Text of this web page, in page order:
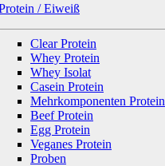
/ Eiweiß
Clear Protein
Whey Protein
Whey Isolat
Casein Protein
Mehrkomponenten Protein
Beef Protein
Egg Protein
Veganes Protein
Proben